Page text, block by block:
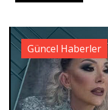
Güncel Haberler